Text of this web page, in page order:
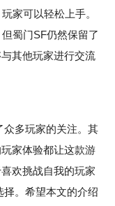
家可以轻松上手。
蜀门SF仍然保留了
其他玩家进行交流
多玩家的关注。其
家体验都让这款游
欢挑战自我的玩家
。希望本文的介绍